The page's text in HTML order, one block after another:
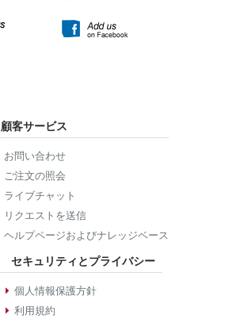
顧客サービス
お問い合わせ
ご注文の照会
ライブチャット
リクエストを送信
ヘルプページおよびナレッジベース
セキュリティとプライバシー
個人情報保護方針
利用規約